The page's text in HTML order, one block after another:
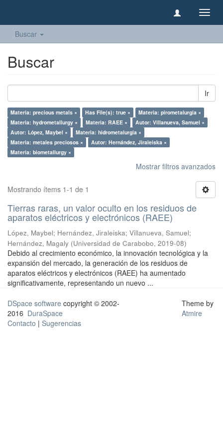
Buscar
Buscar
Ir
Materia: precious metals × Has File(s): true ×
Materia: pirometalurgia ×
Materia: hydrometallurgy ×
Materia: RAEE ×
Autor: Villanueva, Samuel ×
Autor: López, Maybel ×
Materia: hidrometalurgia ×
Materia: metales preciosos ×
Autor: Hernández, Jiraleiska ×
Materia: biometallurgy ×
Mostrar filtros avanzados
Mostrando ítems 1-1 de 1
Tierras raras, un valor oculto en los residuos de
aparatos eléctricos y electrónicos (RAEE)
López, Maybel; Hernández, Jiraleiska; Villanueva, Samuel;
Hernández, Magaly (Universidad de Carabobo, 2019-08)
Debido al crecimiento económico, la innovación tecnológica y la
expansión del mercado, la generación de los residuos de
aparatos eléctricos y electrónicos (RAEE) ha aumentado
significativamente, representando un nuevo ...
DSpace software copyright © 2002-
2016 DuraSpace
Contacto | Sugerencias
Theme by
Atmire